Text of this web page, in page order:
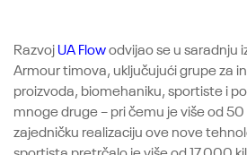
RazvojUA Flowodvijao se u saradnju
Armour timova, uključujući grupe za
proizvoda, biomehaniku, sportiste i
mnoge druge – pri čemu je više od
zajedničku realizaciju ove nove